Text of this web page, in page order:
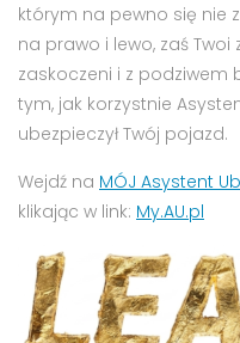
którym na pewno się nie
na prawo i lewo, zaś
zaskoczeni i z podziwem
tym, jak korzystnie
ubezpieczył Twój pojazd.
Wejdź na MÓJ Asystent
klikając w link: My.AU.pl